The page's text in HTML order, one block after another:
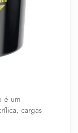
é um
cargas